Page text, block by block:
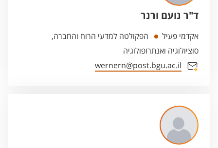
ד"ר נועם ורנר
אקדמי פעיל
הפקולטה למדעי הרוח והחברה,
סוציולוגיה ואנתרופולוגיה
wernern@post.bgu.ac.il